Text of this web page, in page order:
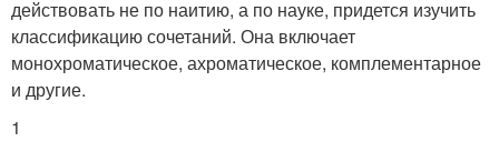
действовать не по наитию, а по науке, придется изучить
классификацию сочетаний. Она включает
монохроматическое, ахроматическое, комплементарное
и другие.
1